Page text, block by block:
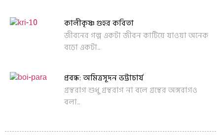
কালীকৃষ্ণ গুহর কবিতা
জীবনের গল্প একটা জীবন কাটিয়ে যাওয়া অনেক
বড়ো একটা...
প্রবন্ধ: অমিত্রসূদন ভট্টাচার্য
গ্রন্থরাগ শুধু গ্রন্থরাগ না বলে গ্রন্থের অঙ্গরাগও
বলা...